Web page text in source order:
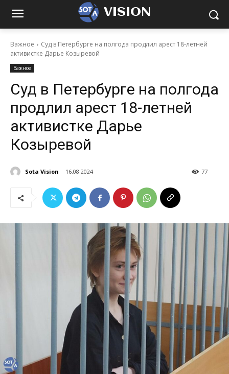
VISION
Важное
Суд в Петербурге на полгода продлил арест 18-летней
активистке Дарье Козыревой
Важное
Суд в Петербурге на полгода
продлил арест 18-летней
активистке Дарье
Козыревой
Sota Vision 16.08.2024 77